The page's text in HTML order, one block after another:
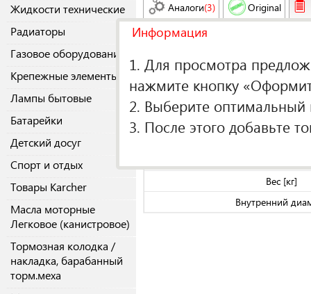
Жидкости технические
Радиаторы
Газовое оборудование
Крепежные элементы
Лампы бытовые
Батарейки
Детский досуг
Спорт и отдых
Товары Karcher
Масла моторные
Легковое (канистровое)
Тормозная колодка /
накладка, барабанный
торм.меха
Аналоги(3) Original
Вес брутто, кг
Кол-во в
Вес [кг]
Внутренний
Информация
1. Для просмотра
нажмите кнопку
2. Выберите оптимальный
3. После этого добавьте